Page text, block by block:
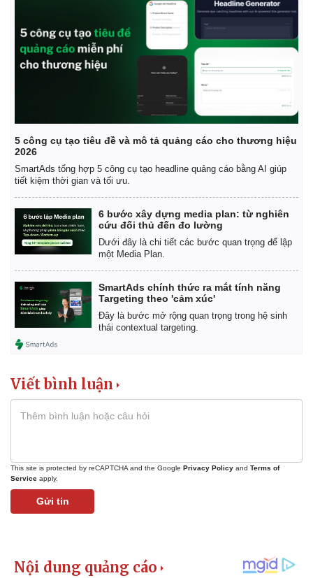
5 công cụ tạo tiêu đề và mô tả quảng cáo cho thương hiệu
2026
SmartAds tổng hợp 5 công cụ tạo headline quảng cáo bằng AI giúp
tiết kiệm thời gian và tối ưu.
6 bước xây dựng media plan: từ nghiên
cứu đối thủ đến đo lường
Dưới đây là chi tiết các bước quan trọng để lập
một Media Plan.
SmartAds chính thức ra mắt tính năng
Targeting theo 'cảm xúc'
Đây là bước mở rộng quan trọng trong hệ sinh
thái contextual targeting.
Viết bình luận
This site is protected by reCAPTCHA and the Google Privacy Policy and Terms of
Service apply.
Gửi tin